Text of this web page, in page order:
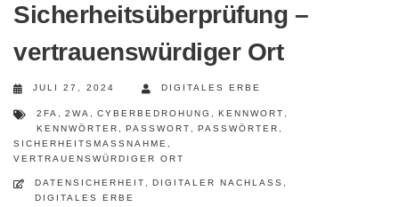
DLH Stick – Sicherheitskonzept
Sicherheitsüberprüfung –
vertrauenswürdiger Ort
JULI 27, 2024 DIGITALES ERBE
2FA , 2WA , CYBERBEDROHUNG , KENNWORT ,
KENNWÖRTER , PASSWORT , PASSWÖRTER ,
SICHERHEITSMASSNAHME
,
VERTRAUENSWÜRDIGER ORT
DATENSICHERHEIT , DIGITALER NACHLASS ,
DIGITALES ERBE